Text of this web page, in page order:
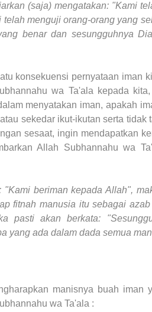
(saja) mengatakan: "Kami
menguji orang-orang yang
benar dan sesungguhnya
konsekuensi pernyataan iman
wa Ta'ala kepada
menyatakan iman, apakah
sekedar ikut-ikutan serta tidak
sesaat, ingin mendapatkan
Allah Subhannahu wa
beriman kepada Allah",
fitnah manusia itu sebagai
pasti akan berkata:
yang ada dalam dada semua
manisnya buah iman
wa Ta'ala :